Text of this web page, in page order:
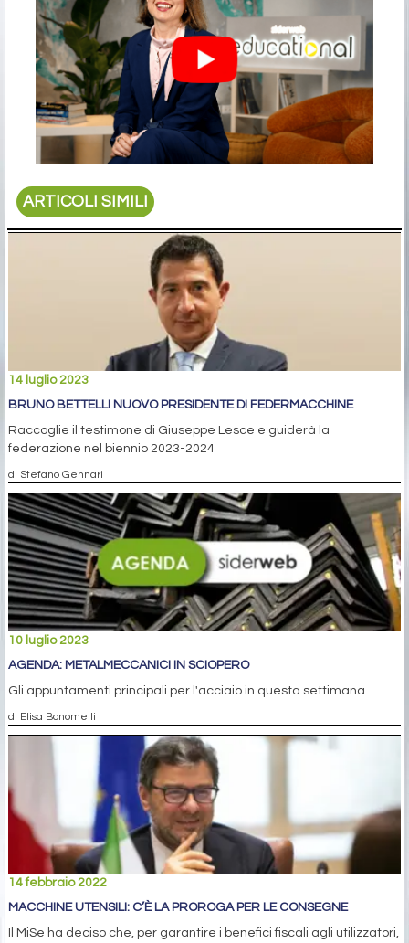
ARTICOLI SIMILI
14 luglio 2023
BRUNO BETTELLI NUOVO PRESIDENTE DI FEDERMACCHINE
Raccoglie il testimone di Giuseppe Lesce e guiderà la
federazione nel biennio 2023-2024
di Stefano Gennari
10 luglio 2023
AGENDA: METALMECCANICI IN SCIOPERO
Gli appuntamenti principali per l'acciaio in questa settimana
di Elisa Bonomelli
14 febbraio 2022
MACCHINE UTENSILI: C’È LA PROROGA PER LE CONSEGNE
Il MiSe ha deciso che, per garantire i benefici fiscali agli utilizzatori,